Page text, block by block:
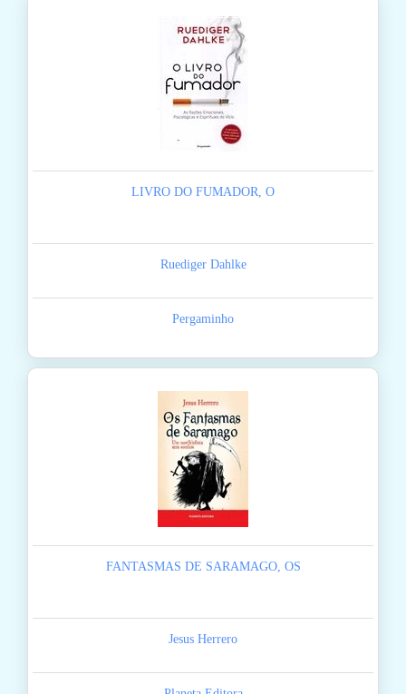
LIVRO DO FUMADOR, O
Ruediger Dahlke
Pergaminho
FANTASMAS DE SARAMAGO, OS
Jesus Herrero